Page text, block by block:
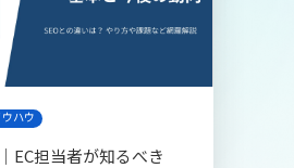
ウハウ
担当者が知るべき